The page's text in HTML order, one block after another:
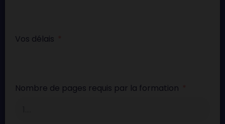
Vos délais
Nombre de pages requis par la formation